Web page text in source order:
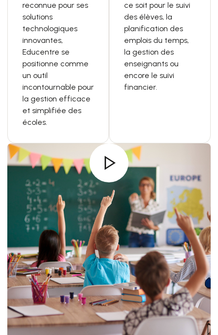
reconnue pour ses
solutions
technologiques
innovantes,
Educentre se
positionne comme
un outil
incontournable pour
la gestion efficace
et simplifiée des
écoles.
ce soit pour le suivi
des élèves, la
planification des
emplois du temps,
la gestion des
enseignants ou
encore le suivi
financier.